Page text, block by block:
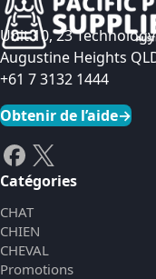
Unit 10, 23
Augustine Heights
+61 7 3132 1444
Obtenir de l’aide→
Catégories
CHAT
CHIEN
CHEVAL
Promotions